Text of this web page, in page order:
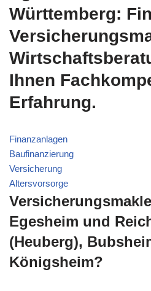
Württemberg:
Ihnen
Erfahrung.
Finanzanlagen
Baufinanzierung
Versicherung
Altersvorsorge
Egesheim und
(Heuberg),
Königsheim?